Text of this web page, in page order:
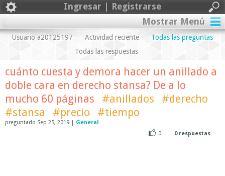
Ingresar | Registrarse
Mostrar Menú
Usuario a20125197 Actividad reciente
Todas las preguntas
Todas las respuestas
cuánto cuesta y demora hacer un anillado a
doble cara en derecho stansa? De a lo
mucho 60 páginas
#anillados
#derecho
#stansa
#precio #tiempo
preguntado Sep 25, 2019 | General
0
0respuestas